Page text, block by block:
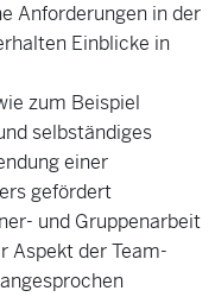
Anforderungen in der
Einblicke in
zum Beispiel
selbständiges
einer
gefördert
und Gruppenarbeit
Aspekt der Team-